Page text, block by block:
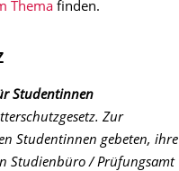
Themafinden.
Studentinnen
Zur
Studentinnen gebeten, ihre
Studienbüro / Prüfungsamt